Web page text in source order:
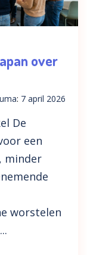
over
: 7 april 2026
De
een
minder
worstelen